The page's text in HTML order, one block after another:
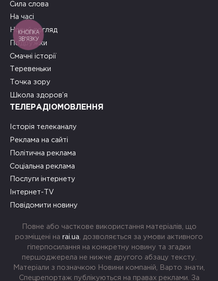
Сила слова
На часі
Новий погляд
Подружки
Смачні історії
Теревеньки
Точка зору
Школа здоров’я
ТЕЛЕРАДІОМОВЛЕННЯ
Історія телеканалу
Реклама на сайті
Політична реклама
Соціальна реклама
Послуги інтернету
Інтернет-TV
Повідомити новину
Повне або часткове використання матеріалів, що
розміщені на rai.ua , дозволяється за умови активного
гіперпосилання на конкретну новину та згадки
першоджерела не нижче другого абзацу тексту.
Матеріали з позначкою Новини компаній, Варто знати,
Спецрепортаж публікуються на правах реклами. За
КНОПКА
ЗВ'ЯЗКУ